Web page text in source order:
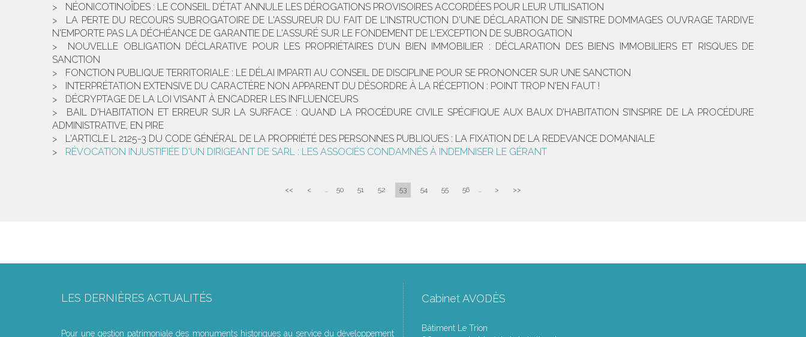
NÉONICOTINOÏDES : LE CONSEIL D’ÉTAT ANNULE LES DÉROGATIONS PROVISOIRES ACCORDÉES POUR LEUR UTILISATION
LA PERTE DU RECOURS SUBROGATOIRE DE L'ASSUREUR DU FAIT DE L'INSTRUCTION D'UNE DÉCLARATION DE SINISTRE DOMMAGES OUVRAGE TARDIVE
N'EMPORTE PAS LA DÉCHÉANCE DE GARANTIE DE L'ASSURÉ SUR LE FONDEMENT DE L'EXCEPTION DE SUBROGATION
NOUVELLE OBLIGATION DÉCLARATIVE POUR LES PROPRIÉTAIRES D’UN BIEN IMMOBILIER : DÉCLARATION DES BIENS IMMOBILIERS ET RISQUES DE
SANCTION
FONCTION PUBLIQUE TERRITORIALE : LE DÉLAI IMPARTI AU CONSEIL DE DISCIPLINE POUR SE PRONONCER SUR UNE SANCTION
INTERPRÉTATION EXTENSIVE DU CARACTÈRE NON APPARENT DU DÉSORDRE À LA RÉCEPTION : POINT TROP N'EN FAUT !
DÉCRYPTAGE DE LA LOI VISANT À ENCADRER LES INFLUENCEURS
BAIL D'HABITATION ET ERREUR SUR LA SURFACE : QUAND LA PROCÉDURE CIVILE SPÉCIFIQUE AUX BAUX D’HABITATION S’INSPIRE DE LA PROCÉDURE
ADMINISTRATIVE, EN PIRE
L'ARTICLE L 2125-3 DU CODE GÉNÉRAL DE LA PROPRIÉTÉ DES PERSONNES PUBLIQUES : LA FIXATION DE LA REDEVANCE DOMANIALE
RÉVOCATION INJUSTIFIÉE D'UN DIRIGEANT DE SARL : LES ASSOCIÉS CONDAMNÉS À INDEMNISER LE GÉRANT
<< < ... 50 51 52 53 54 55 56 ... > >>
LES DERNIÈRES ACTUALITÉS
Pour une gestion patrimoniale des monuments historiques au service du développement
Cabinet AVODÈS
Bâtiment Le Trion